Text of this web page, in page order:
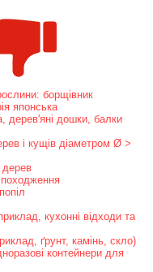
борщівник
японська
дерев'яні дошки, балки
і кущів діаметром Ø >
дерев
походження
кухонні відходи та
ґрунт, камінь, скло)
контейнери для